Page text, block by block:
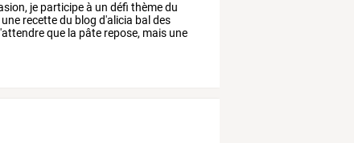
je participeà un défi thèmedu
une recettedu blog d'alicia bal des
que la pâte repose, mais une